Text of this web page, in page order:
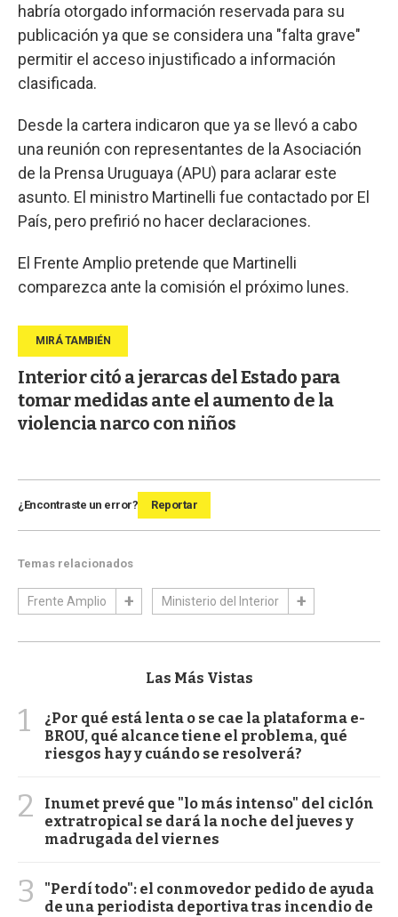
habría otorgado información reservada para su
publicación ya que se considera una "falta grave"
permitir el acceso injustificado a información
clasificada.
Desde la cartera indicaron que ya se llevó a cabo
una reunión con representantes de la Asociación
de la Prensa Uruguaya (APU) para aclarar este
asunto. El ministro Martinelli fue contactado por El
País, pero prefirió no hacer declaraciones.
El Frente Amplio pretende que Martinelli
comparezca ante la comisión el próximo lunes.
Interior citó a jerarcas del Estado para
tomar medidas ante el aumento de la
violencia narco con niños
¿Encontraste un error? Reportar
Temas relacionados
Frente Amplio Ministerio del Interior
Las Más Vistas
1
¿Por qué está lenta o se cae la plataforma e-
BROU, qué alcance tiene el problema, qué
riesgos hay y cuándo se resolverá?
2
Inumet prevé que "lo más intenso" del ciclón
extratropical se dará la noche del jueves y
madrugada del viernes
3
"Perdí todo": el conmovedor pedido de ayuda
de una periodista deportiva tras incendio de